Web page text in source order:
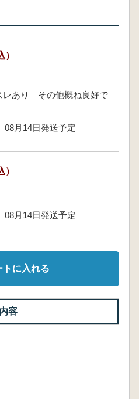
）
レあり その他概ね良好で
08月14日発送予定
）
08月14日発送予定
トに入れる
内容